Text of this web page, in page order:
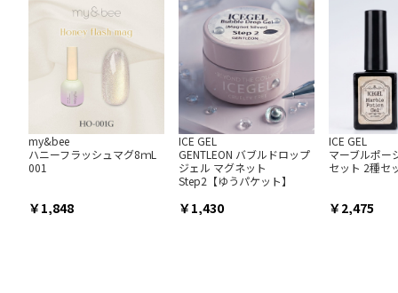
my&bee
ハニーフラッシュマグ8ｍL
001
1,848
ICE GEL
GENTLEON バブルドロップ
ジェル マグネット
Step2【ゆうパケット】
1,430
ICE GEL
マーブルポー
セット 2種セ
2,475